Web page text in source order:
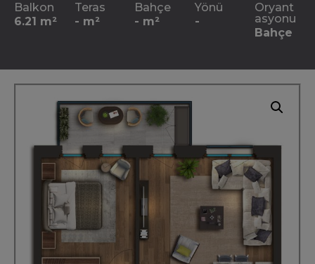
Balkon
6.21 m²
Teras
- m²
Bahçe
- m²
Yönü
-
Oryant
asyonu
Bahçe